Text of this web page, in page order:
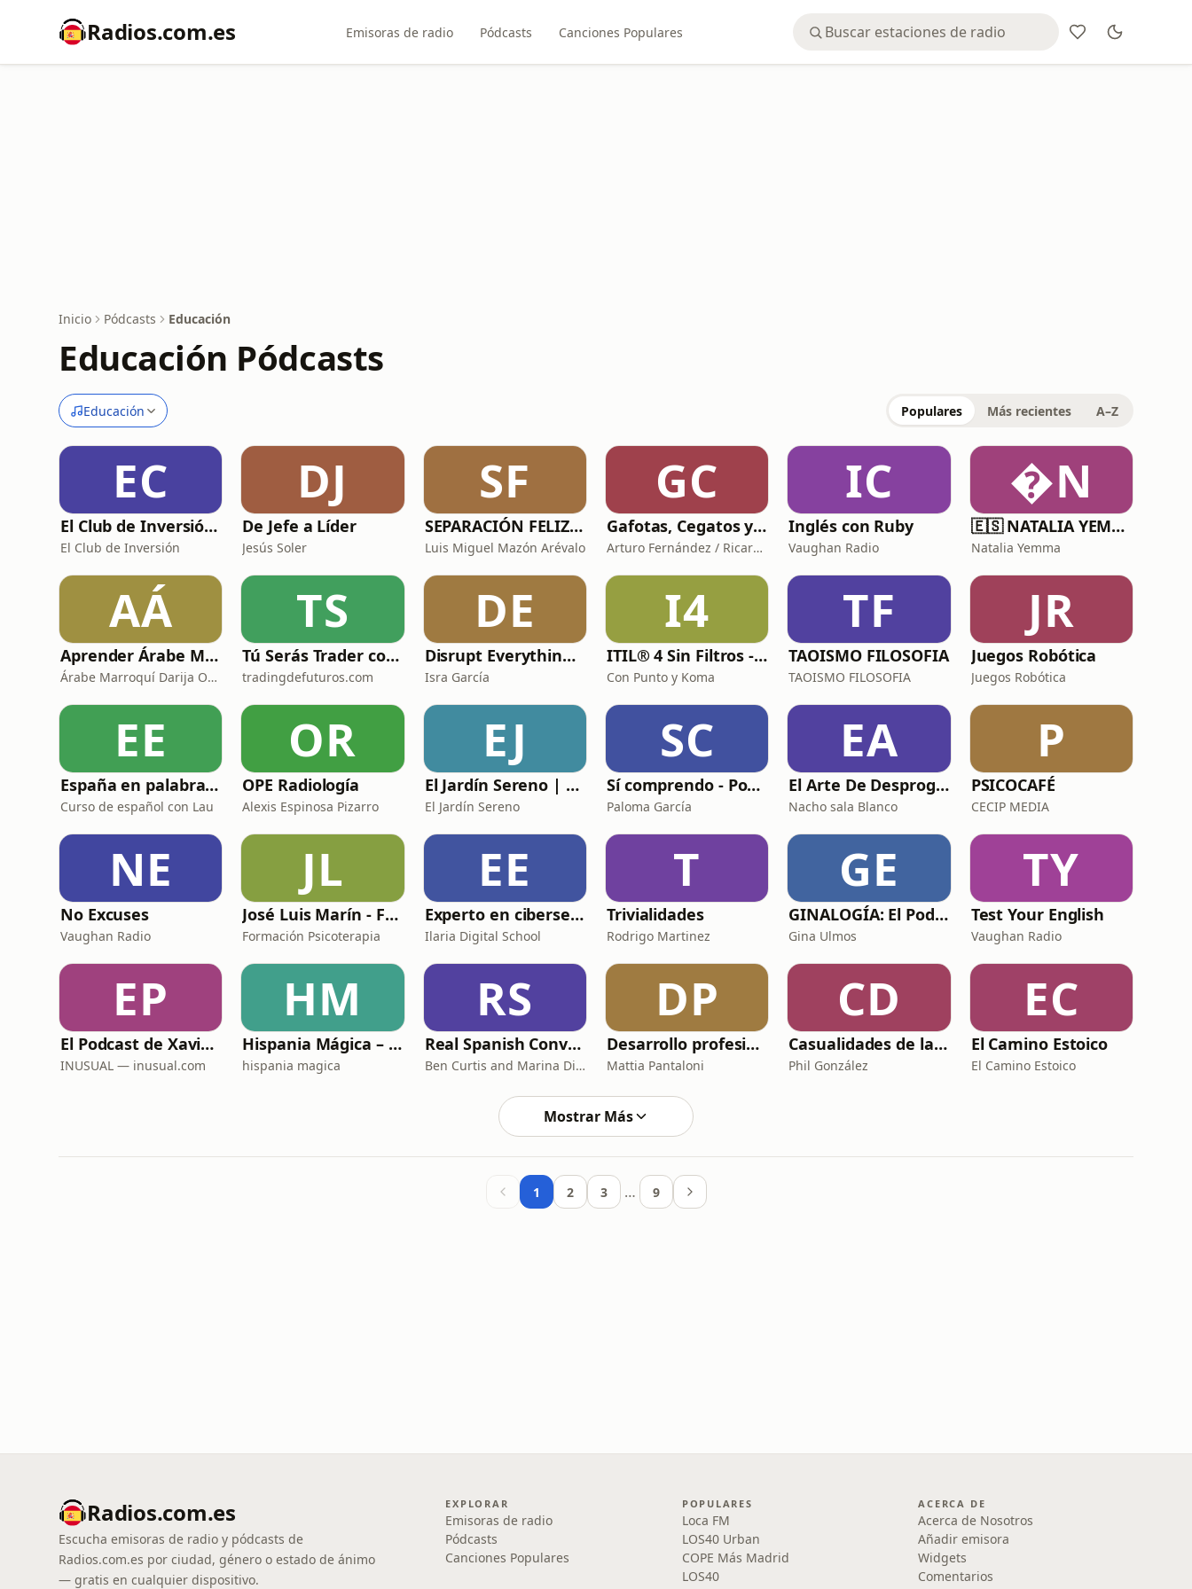
Radios.com.es Emisoras de radio Pódcasts Canciones Populares
Inicio Pódcasts Educación
Educación Pódcasts
Educación Populares Más recientes A–Z
EC
El Club de Inversión podcast
El Club de Inversión
DJ
De Jefe a Líder
Jesús Soler
SF
SEPARACIÓN FELIZ : Psicología, Dolor y Renacimiento
Luis Miguel Mazón Arévalo
GC
Gafotas, Cegatos y sus Aparatos - Podcast
Arturo Fernández / Ricardo Abad
IC
Inglés con Ruby
Vaughan Radio
N
🇪🇸 NATALIA YEMMA
Natalia Yemma
AÁ
Aprender Árabe Marroquí Darija Online | Curso Dariya de Marruecos desde cero | arabemarroqui.com
Árabe Marroquí Darija Online | arabemarroqui.com
TS
Tú Serás Trader con Vicens Castellano
tradingdefuturos.com
DE
Disrupt Everything — Decoding Human Potential
Isra García
I4
ITIL® 4 Sin Filtros - Simplificando la Gestión de Servicios
Con Punto y Koma
TF
TAOISMO FILOSOFIA
TAOISMO FILOSOFIA
JR
Juegos Robótica
Juegos Robótica
EE
España en palabras: Un podcast para escuchar y aprender español
Curso de español con Lau
OR
OPE Radiología
Alexis Espinosa Pizarro
EJ
El Jardín Sereno | Taoísmo Zen Budismo
El Jardín Sereno
SC
Sí comprendo - Podcast espagnol intermediaire et avancé
Paloma García
EA
El Arte De Desprogramar By Nacho Sala
Nacho sala Blanco
P
PSICOCAFÉ
CECIP MEDIA
NE
No Excuses
Vaughan Radio
JL
José Luis Marín - Formación Psicoterapia
Formación Psicoterapia
EE
Experto en ciberseguridad y DevSecOps: desarrolle, ponga a prueba e implemente aplicaciones seguras
Ilaria Digital School
T
Trivialidades
Rodrigo Martinez
GE
GINALOGÍA: El Podcast de Gina Ulmos
Gina Ulmos
TY
Test Your English
Vaughan Radio
EP
El Podcast de Xavier Marcet
INUSUAL — inusual.com
HM
Hispania Mágica – Historia de España
hispania magica
RS
Real Spanish Conversations, by Notes in Spanish
Ben Curtis and Marina Diez
DP
Desarrollo profesional | Mattia Pantaloni
Mattia Pantaloni
CD
Casualidades de la vida
Phil González
EC
El Camino Estoico
El Camino Estoico
Mostrar Más
1 2 3 … 9
Radios.com.es
Escucha emisoras de radio y pódcasts de
Radios.com.es por ciudad, género o estado de ánimo
— gratis en cualquier dispositivo.
EXPLORAR
Emisoras de radio
Pódcasts
Canciones Populares
POPULARES
Loca FM
LOS40 Urban
COPE Más Madrid
LOS40
ACERCA DE
Acerca de Nosotros
Añadir emisora
Widgets
Comentarios